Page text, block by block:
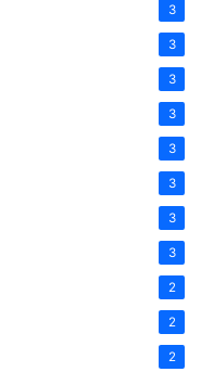
3
3
3
3
3
3
3
3
2
2
2